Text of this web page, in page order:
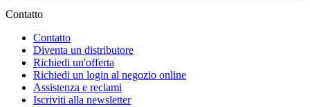
Contatto
Contatto
Diventa un distributore
Richiedi un'offerta
Richiedi un login al negozio online
Assistenza e reclami
Iscriviti alla newsletter